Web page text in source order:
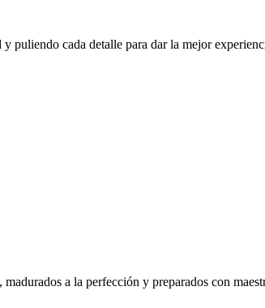
puliendo cada detalle para dar la mejor
a la perfección y preparados con